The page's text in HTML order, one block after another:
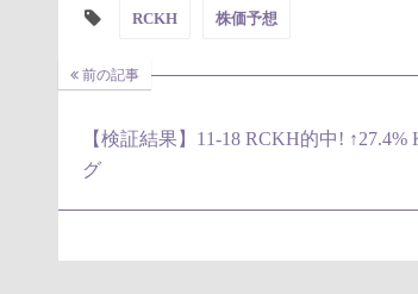
RCKH 株価予想
前の記事
【検証結果】11-18 RCKH的中!
グ